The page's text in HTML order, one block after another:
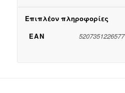
Επιπλέον πληροφορίες
EAN
5207351226577